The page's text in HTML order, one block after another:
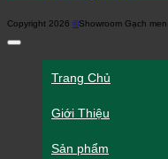
Copyright 2026 ©Showroom Gạch
Trang Chủ
Giới Thiệu
Sản phẩm